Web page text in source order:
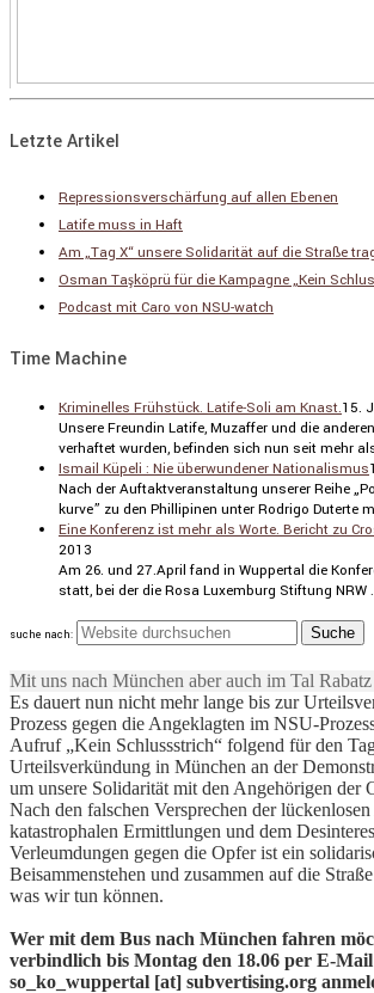
Letzte Artikel
Repressionsverschärfung auf allen Ebenen
Latife muss in Haft
Am „Tag X“ unsere Solidarität auf die Straße
Osman Taşköprü für die Kampagne „Kein
Podcast mit Caro von NSU-watch
Time Machine
Kriminelles Frühstück. Latife-Soli am Knast.15.
Unsere Freundin Latife, Muzaffer und die
verhaftet wurden, befinden sich nun seit mehr
Ismail Küpeli : Nie überwundener Nationalismus
Nach der Auftakt­ver­an­stal­tung unserer Reihe
kurve” zu den Philli­pinen unter Rodrigo Duterte
Eine Konferenz ist mehr als Worte. Bericht zu
2013
Am 26. und 27.April fand in Wuppertal die
statt, bei der die Rosa Luxemburg Stiftung NRW
suche nach:
Mit uns nach München aber auch im Tal
Es dauert nun nicht mehr lange bis zur
Prozess gegen die Angeklagten im NSU-
Aufruf „Kein Schlussstrich“ folgend für den
Urteilsverkündung in München an der
um unsere Solidarität mit den Angehörigen der
Nach den falschen Versprechen der
katastrophalen Ermittlungen und dem
Verleumdungen gegen die Opfer ist ein
Beisammenstehen und zusammen auf die
was wir tun können.
Wer mit dem Bus nach München fahren
verbindlich bis Montag den 18.06 per E-
so_ko_wuppertal [at] subvertising.org